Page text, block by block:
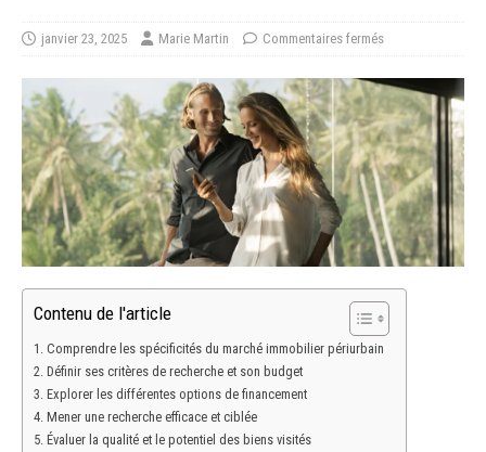
janvier 23, 2025 Marie Martin Commentaires fermés
Contenu de l'article
Comprendre les spécificités du marché immobilier périurbain
Définir ses critères de recherche et son budget
Explorer les différentes options de financement
Mener une recherche efficace et ciblée
Évaluer la qualité et le potentiel des biens visités